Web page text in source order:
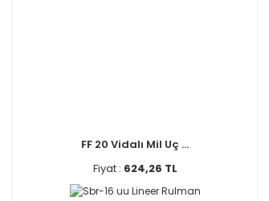
FF 20 Vidalı Mil Uç ...
Fiyat : 624,26 TL